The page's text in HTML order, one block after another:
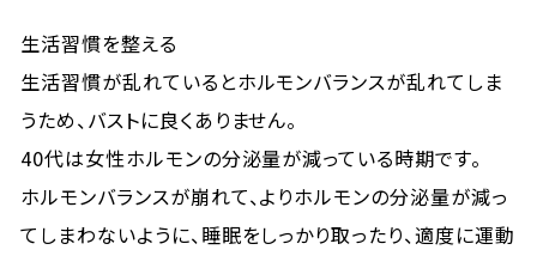
生活習慣を整える
生活習慣が乱れているとホルモンバランスが乱れてしま
うため、バストに良くありません。
40代は女性ホルモンの分泌量が減っている時期です。
ホルモンバランスが崩れて、よりホルモンの分泌量が減っ
てしまわないように、睡眠をしっかり取ったり、適度に運動